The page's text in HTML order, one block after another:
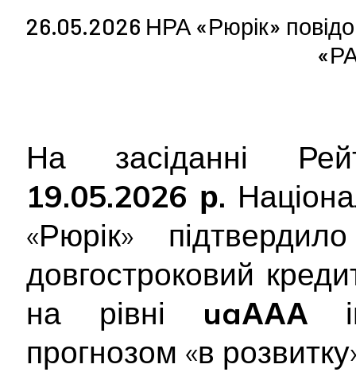
26.05.2026 НРА «Рюрік»
На засіданні
19.05.2026 р.
«Рюрік»
довгостроковий
на рівні uaААА
прогнозом «в